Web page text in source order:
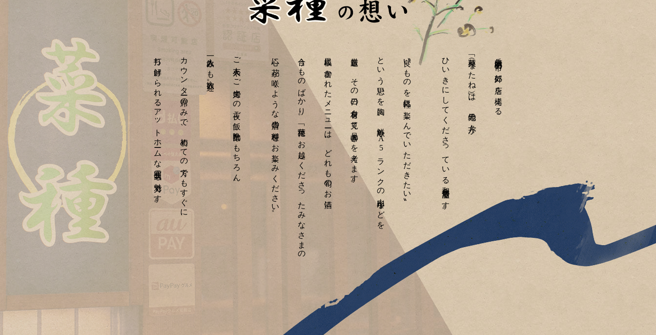
兵庫県明石市の郊外に店を構える
「菜種（なたね）」は、地元の方々が
ひいきにしてくださっている和食居酒屋です。
〝良いものを気軽に楽しんでいただきたい〟
という思いを胸に、鮮魚やA5ランクの山形牛などを
厳選し、その日の食材を見て品書きを考えます。
黒板に書かれたメニューは、どれも旬のお酒に
合うものばかり。「菜種」にお越しくださったみなさまの
心に花が咲くような当店の料理をお楽しみください。
ご友人やご夫婦での夜ご飯、晩酌はもちろん、
一人飲みも大歓迎。
カウンター席のみで、初めての方でもすぐに
打ち解けられるアットホームな雰囲気も魅力です。